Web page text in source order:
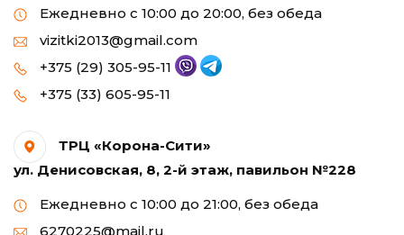
Ежедневно с 10:00 до 20:00, без обеда
vizitki2013@gmail.com
+375 (29) 305-95-11
+375 (33) 605-95-11
ТРЦ «Корона-Сити»
ул. Денисовская, 8, 2-й этаж, павильон №228
Ежедневно с 10:00 до 21:00, без обеда
6270225@mail.ru